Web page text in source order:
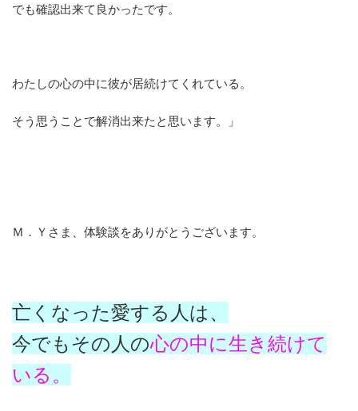
でも確認出来て良かったです。
わたしの心の中に彼が居続けてくれている。
そう思うことで解消出来たと思います。」
Ｍ．Ｙさま、体験談をありがとうございます。
亡くなった愛する人は、
今でもその人の心の中に生き続けて
いる。